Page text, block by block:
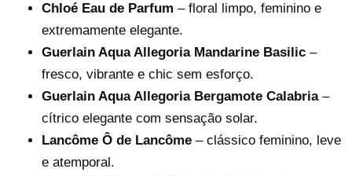
Chloé Eau de Parfum – floral limpo, feminino e
extremamente elegante.
Guerlain Aqua Allegoria Mandarine Basilic–
fresco, vibrante e chic sem esforço.
Guerlain Aqua Allegoria Bergamote Calabria–
cítrico elegante com sensação solar.
Lancôme Ô de Lancôme– clássico feminino, leve
e atemporal.